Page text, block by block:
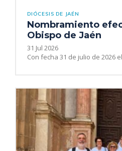
DIÓCESIS DE JAÉN
Nombramiento
Obispo de Jaén
31 Jul 2026
Con fecha 31 de julio de 2026